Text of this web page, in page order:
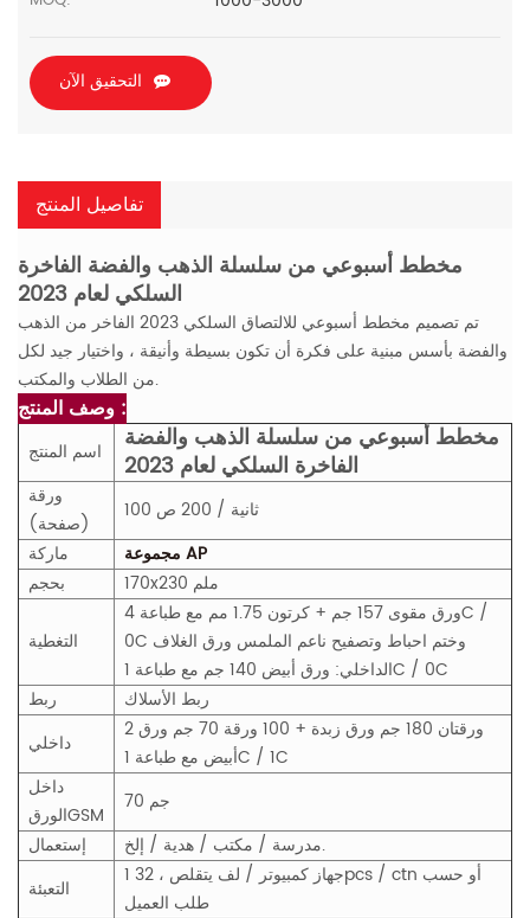
التحقيق الآن
تفاصيل المنتج
مخطط أسبوعي من سلسلة الذهب والفضة الفاخرة
السلكي لعام 2023
تم تصميم مخطط أسبوعي للالتصاق السلكي 2023 الفاخر من الذهب
والفضة بأسس مبنية على فكرة أن تكون بسيطة وأنيقة ، واختيار جيد لكل
من الطلاب والمكتب.
وصف المنتج :
اسم المنتج
مخطط أسبوعي من سلسلة الذهب والفضة
الفاخرة السلكي لعام 2023
ورقة
(صفحة)
100 ثانية / 200 ص
ماركة
مجموعة AP
بحجم
170x230 ملم
التغطية
ورق مقوى 157 جم + كرتون 1.75 مم مع طباعة 4C /
0C وختم احباط وتصفيح ناعم الملمس ورق الغلاف
الداخلي: ورق أبيض 140 جم مع طباعة 1C / 0C
ربط
ربط الأسلاك
داخلي
2 ورقتان 180 جم ورق زبدة + 100 ورقة 70 جم ورق
أبيض مع طباعة 1C / 1C
داخل
الورقGSM
70 جم
إستعمال
مدرسة / مكتب / هدية / إلخ.
التعبئة
1 جهاز كمبيوتر / لف يتقلص ، 32pcs / ctn أو حسب
طلب العميل